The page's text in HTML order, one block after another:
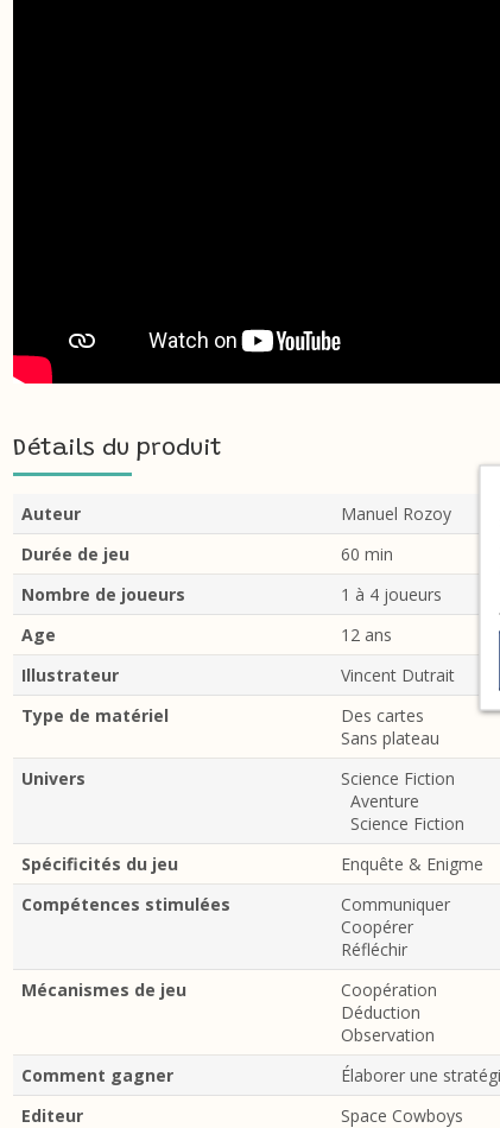
Détails du produit
Auteur
Manuel Rozoy
Durée de jeu
60 min
Nombre de joueurs
1 à 4 joueurs
Age
12 ans
Illustrateur
Vincent Dutrait
Type de matériel
Des cartes
Sans plateau
Univers
Science Fiction
Aventure
Science Fiction
Spécificités du jeu
Enquête & Enigme
Compétences stimulées
Communiquer
Coopérer
Réfléchir
Mécanismes de jeu
Coopération
Déduction
Observation
Comment gagner
Élaborer une
Editeur
Space Cowboys